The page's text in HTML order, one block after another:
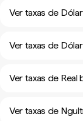
Ver taxas de
Ver taxas de
Ver taxas de
Ver taxas de